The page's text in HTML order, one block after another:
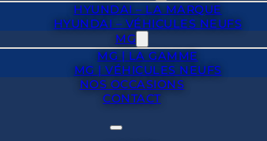
HYUNDAI – LA MARQUE
HYUNDAI – VÉHICULES NEUFS
MG
MG | LA GAMME
MG | VÉHICULES NEUFS
NOS OCCASIONS
CONTACT